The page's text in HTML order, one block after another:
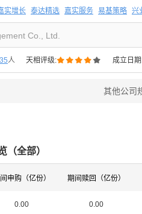
实增长 泰达精选 嘉实服务 易基策略 兴
Co., Ltd.
35人 天相评级: 成立日
其他公司
（全部）
申购（亿份） 期间赎回（亿份）
0.00 0.00